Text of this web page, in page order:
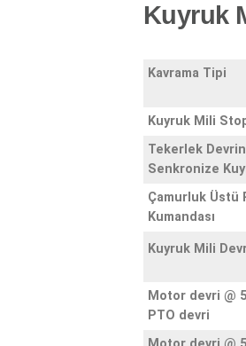
Kuyruk
Kavrama Tipi
Kuyruk Mili
Tekerlek
Senkronize
Çamurluk Üstü
Kumandası
Kuyruk Mili
Motor devri @
PTO devri